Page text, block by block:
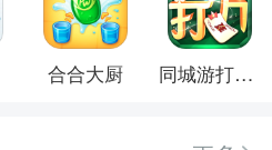
合合大厨 同城游打三片